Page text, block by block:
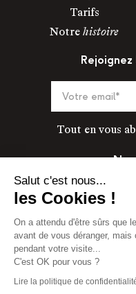
Tarifs
Notre histoire
Tout en vous
Mentions
Website by
Salut c'est nous...
les Cookies !
On a attendu d'être sûrs que
avant de vous déranger,
pendant votre visite...
C'est OK pour vous ?
Lire la politique de